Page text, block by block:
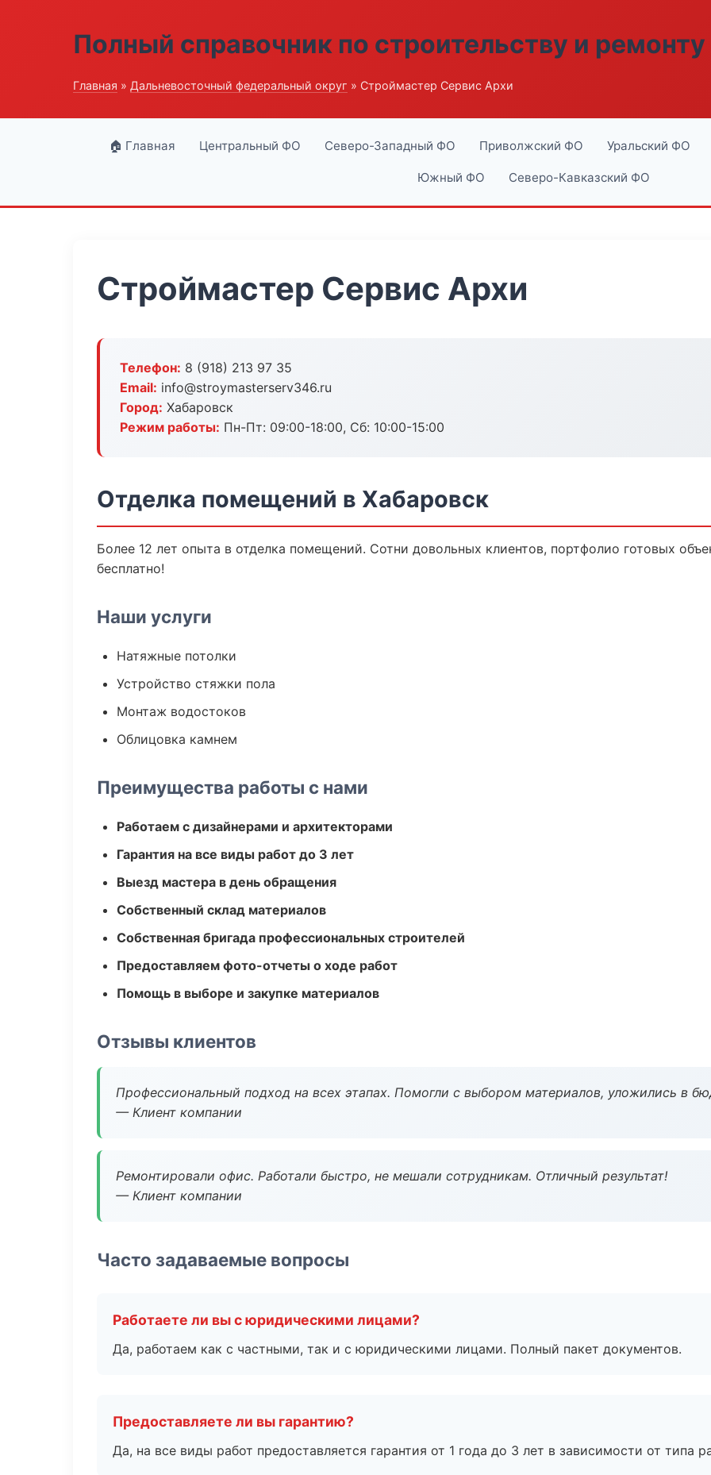
Полный справочник по строительству и ремонту
Главная » Дальневосточный федеральный округ » Строймастер Сервис Архи
🏠 Главная Центральный ФО Северо-Западный ФО Приволжский ФО Уральский ФО
Южный ФО Северо-Кавказский ФО
Строймастер Сервис Архи
Телефон: 8 (918) 213 97 35
Email: info@stroymasterserv346.ru
Город: Хабаровск
Режим работы: Пн-Пт: 09:00-18:00, Сб: 10:00-15:00
Отделка помещений в Хабаровск
Более 12 лет опыта в отделка помещений. Сотни довольных клиентов, портфолио готовых
бесплатно!
Наши услуги
Натяжные потолки
Устройство стяжки пола
Монтаж водостоков
Облицовка камнем
Преимущества работы с нами
Работаем с дизайнерами и архитекторами
Гарантия на все виды работ до 3 лет
Выезд мастера в день обращения
Собственный склад материалов
Собственная бригада профессиональных строителей
Предоставляем фото-отчеты о ходе работ
Помощь в выборе и закупке материалов
Отзывы клиентов
Профессиональный подход на всех этапах. Помогли с выбором материалов, уложились в
— Клиент компании
Ремонтировали офис. Работали быстро, не мешали сотрудникам. Отличный результат!
— Клиент компании
Часто задаваемые вопросы
Работаете ли вы с юридическими лицами?
Да, работаем как с частными, так и с юридическими лицами. Полный пакет документов.
Предоставляете ли вы гарантию?
Да, на все виды работ предоставляется гарантия от 1 года до 3 лет в зависимости от типа